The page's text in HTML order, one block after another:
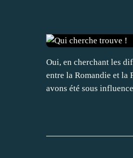
Oui, en cherchant les
entre la Romandie et la
avons été sous